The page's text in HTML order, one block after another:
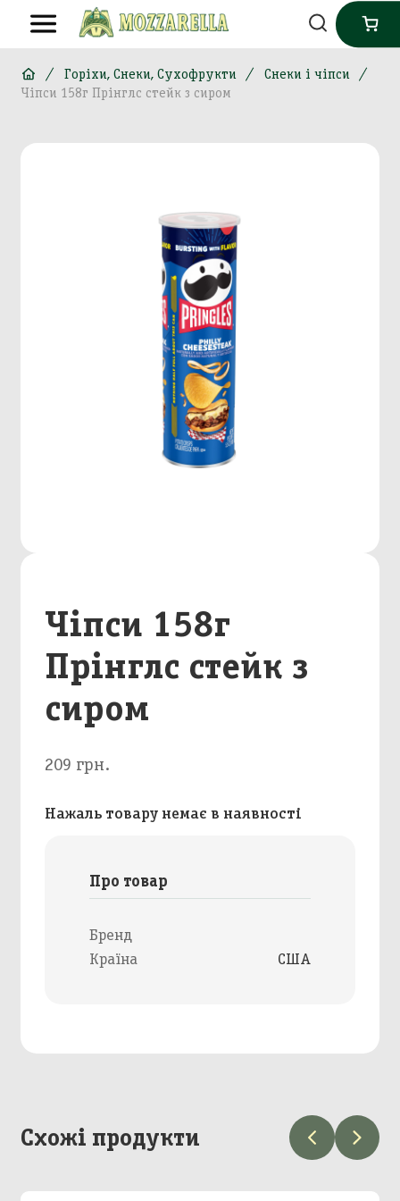
Горіхи, Снеки, Сухофрукти
Снеки і чіпси
Чіпси 158г Прінглс стейк з сиром
Чіпси 158г
Прінглс стейк з
сиром
209 грн.
Нажаль товару немає в наявності
Про товар
Бренд
Країна
США
Схожі продукти